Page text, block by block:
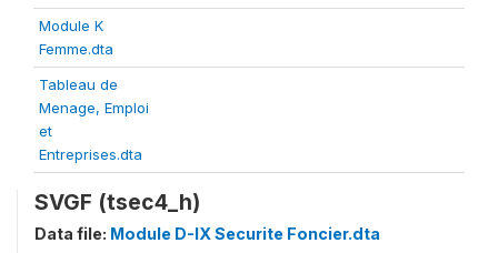
Module K
Femme.dta
Tableau de
Menage, Emploi
et
Entreprises.dta
SVGF (tsec4_h)
Data file: Module D-IX Securite Foncier.dta